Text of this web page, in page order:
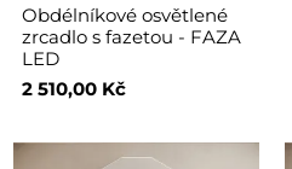
Obdélníkové osvětlené
zrcadlo s fazetou - FAZA
LED
2 510,00 Kč